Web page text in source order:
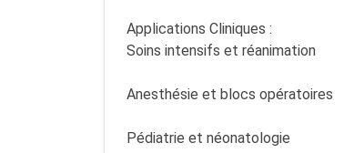
Applications Cliniques :
Soins intensifs et réanimation
Anesthésie et blocs opératoires
Pédiatrie et néonatologie